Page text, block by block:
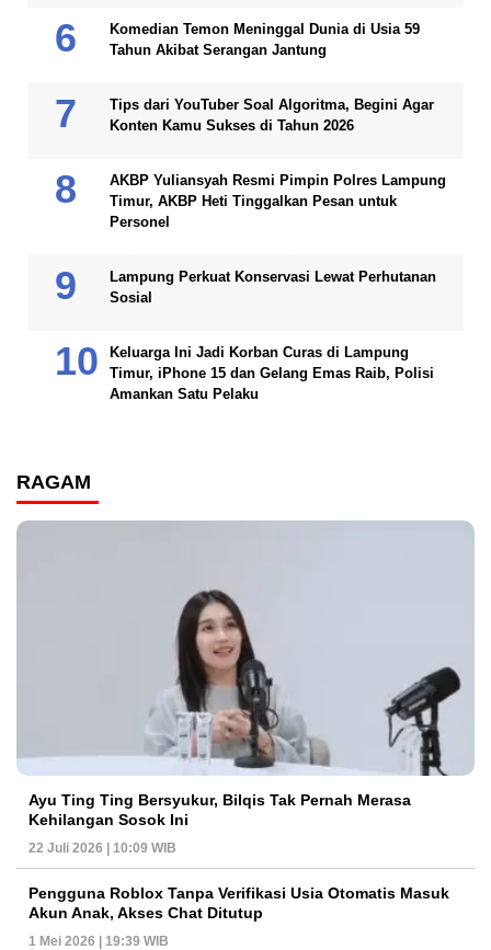
Komedian Temon Meninggal Dunia di Usia 59
Tahun Akibat Serangan Jantung
Tips dari YouTuber Soal Algoritma, Begini Agar
Konten Kamu Sukses di Tahun 2026
AKBP Yuliansyah Resmi Pimpin Polres Lampung
Timur, AKBP Heti Tinggalkan Pesan untuk
Personel
Lampung Perkuat Konservasi Lewat Perhutanan
Sosial
Keluarga Ini Jadi Korban Curas di Lampung
Timur, iPhone 15 dan Gelang Emas Raib, Polisi
Amankan Satu Pelaku
RAGAM
Ayu Ting Ting Bersyukur, Bilqis Tak Pernah Merasa
Kehilangan Sosok Ini
22 Juli 2026 | 10:09 WIB
Pengguna Roblox Tanpa Verifikasi Usia Otomatis Masuk
Akun Anak, Akses Chat Ditutup
1 Mei 2026 | 19:39 WIB